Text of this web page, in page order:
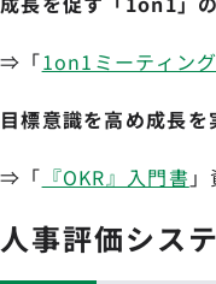
⇒「1on1ミーティン
目標意識を高め成長を
⇒「 『OKR』入門書
人事評価シス